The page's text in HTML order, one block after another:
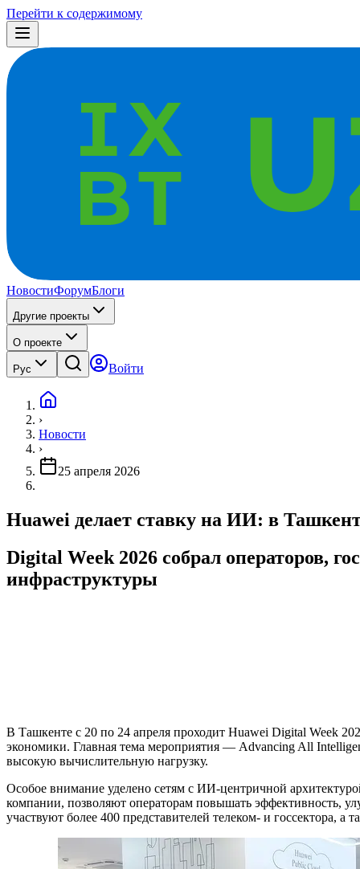
Перейти к содержимому
НовостиФорумБлоги
Другие проекты
О проекте
Рус Войти
›
Новости
›
25 апреля 2026
Huawei делает ставку на ИИ: в
Digital Week 2026 собрал операторов,
инфраструктуры
В Ташкенте с 20 по 24 апреля проходит Huawei Digital Week
экономики. Главная тема мероприятия — Advancing All
высокую вычислительную нагрузку.
Особое внимание уделено сетям с ИИ-центричной
компании, позволяют операторам повышать эффективность,
участвуют более 400 представителей телеком- и госсектора, а